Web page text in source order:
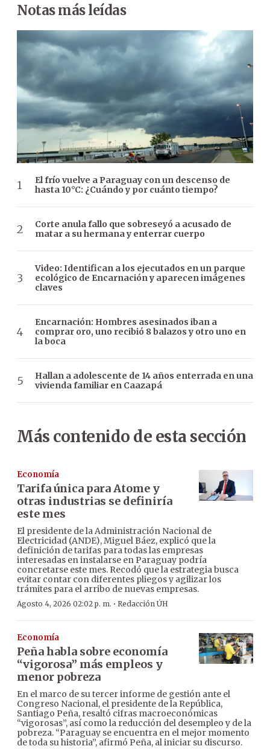
Notas más leídas
El frío vuelve a Paraguay con un descenso de
hasta 10°C: ¿Cuándo y por cuánto tiempo?
Corte anula fallo que sobreseyó a acusado de
matar a su hermana y enterrar cuerpo
Video: Identifican a los ejecutados en un parque
ecológico de Encarnación y aparecen imágenes
claves
Encarnación: Hombres asesinados iban a
comprar oro, uno recibió 8 balazos y otro uno en
la boca
Hallan a adolescente de 14 años enterrada en una
vivienda familiar en Caazapá
Más contenido de esta sección
Economía
Tarifa única para Atome y
otras industrias se definiría
este mes
El presidente de la Administración Nacional de
Electricidad (ANDE), Miguel Báez, explicó que la
definición de tarifas para todas las empresas
interesadas en instalarse en Paraguay podría
concretarse este mes. Recodó que la estrategia busca
evitar contar con diferentes pliegos y agilizar los
trámites para el arribo de nuevas empresas.
Agosto 4, 2026 02:02 p. m. · Redacción ÚH
Economía
Peña habla sobre economía
“vigorosa” más empleos y
menor pobreza
En el marco de su tercer informe de gestión ante el
Congreso Nacional, el presidente de la República,
Santiago Peña, resaltó cifras macroeconómicas
“vigorosas”, así como la reducción del desempleo y de la
pobreza. “Paraguay se encuentra en el mejor momento
de toda su historia”, afirmó Peña, al iniciar su discurso.